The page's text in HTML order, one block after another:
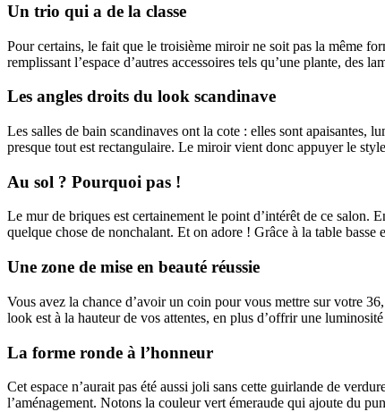
Un trio qui a de la classe
Pour certains, le fait que le troisième miroir ne soit pas la même
remplissant l’espace d’autres accessoires tels qu’une plante, des
Les angles droits du look scandinave
Les salles de bain scandinaves ont la cote : elles sont apaisantes,
presque tout est rectangulaire. Le miroir vient donc appuyer le
Au sol ? Pourquoi pas !
Le mur de briques est certainement le point d’intérêt de ce salon.
quelque chose de nonchalant. Et on adore ! Grâce à la table
Une zone de mise en beauté réussie
Vous avez la chance d’avoir un coin pour vous mettre sur votre
look est à la hauteur de vos attentes, en plus d’offrir une
La forme ronde à l’honneur
Cet espace n’aurait pas été aussi joli sans cette guirlande de
l’aménagement. Notons la couleur vert émeraude qui ajoute du